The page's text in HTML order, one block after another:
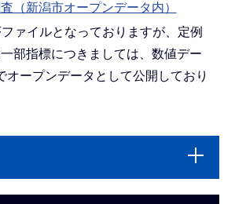
（新潟市オープンデータ内）
ァイルとなっておりますが、定例
部指標につきましては、数値デー
オープンデータとして公開しており